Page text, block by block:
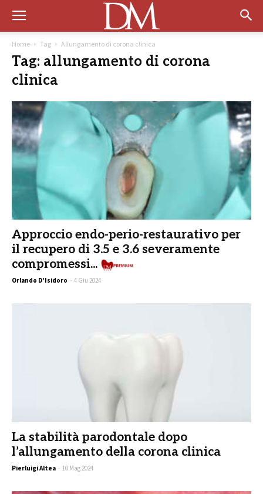
Home Tag Allungamento di corona clinica
Tag: allungamento di corona
clinica
Approccio endo-perio-restaurativo per
il recupero di 3.5 e 3.6 severamente
compromessi...
Orlando D'Isidoro - 4 Giu 2024
La stabilità parodontale dopo
l’allungamento della corona clinica
Pierluigi Altea - 10 Mag 2024